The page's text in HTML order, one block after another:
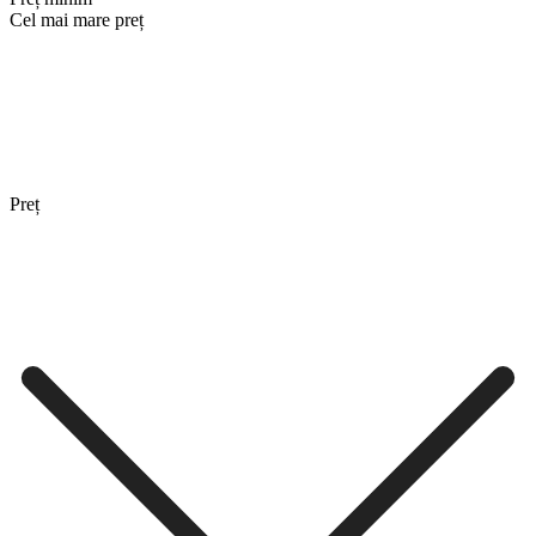
Cel mai mare preț
Preț